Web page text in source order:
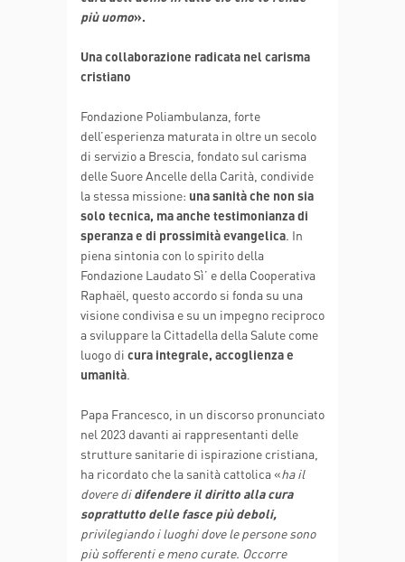
più uomo».
Una collaborazione radicata nel carisma
cristiano
Fondazione Poliambulanza, forte
dell’esperienza maturata in oltre un secolo
di servizio a Brescia, fondato sul carisma
delle Suore Ancelle della Carità, condivide
la stessa missione: una sanità che non sia
solo tecnica, ma anche testimonianza di
speranza e di prossimità evangelica . In
piena sintonia con lo spirito della
Fondazione Laudato Sì’ e della Cooperativa
Raphaël, questo accordo si fonda su una
visione condivisa e su un impegno reciproco
a sviluppare la Cittadella della Salute come
luogo di cura integrale, accoglienza e
umanità
Papa Francesco, in un discorso pronunciato
nel 2023 davanti ai rappresentanti delle
strutture sanitarie di ispirazione cristiana,
ha ricordato che la sanità cattolica «ha il
dovere didifendere il diritto alla cura
soprattutto delle fasce più deboli,
privilegiando i luoghi dove le persone sono
più sofferenti e meno curate. Occorre